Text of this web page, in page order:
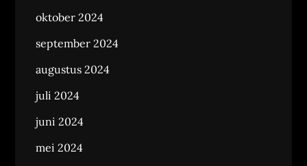
oktober 2024
september 2024
augustus 2024
juli 2024
juni 2024
mei 2024